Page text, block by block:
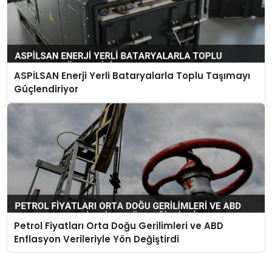
ASPİLSAN Enerji Yerli Bataryalarla Toplu Taşımayı
Güçlendiriyor
Petrol Fiyatları Orta Doğu Gerilimleri ve ABD
Enflasyon Verileriyle Yön Değiştirdi